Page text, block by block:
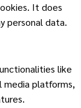
It does
personal data.
like
platforms,